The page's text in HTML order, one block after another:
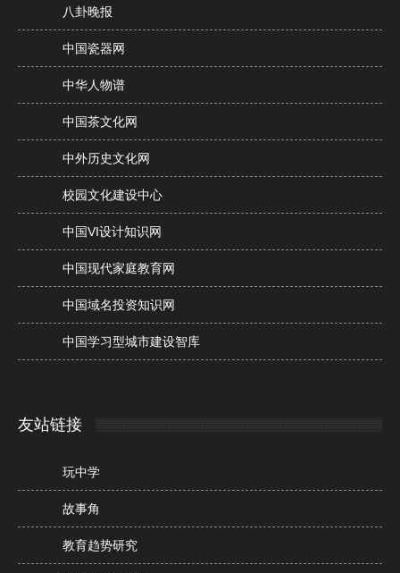
八卦晚报
中国瓷器网
中华人物谱
中国茶文化网
中外历史文化网
校园文化建设中心
中国VI设计知识网
中国现代家庭教育网
中国域名投资知识网
中国学习型城市建设智库
友站链接
玩中学
故事角
教育趋势研究